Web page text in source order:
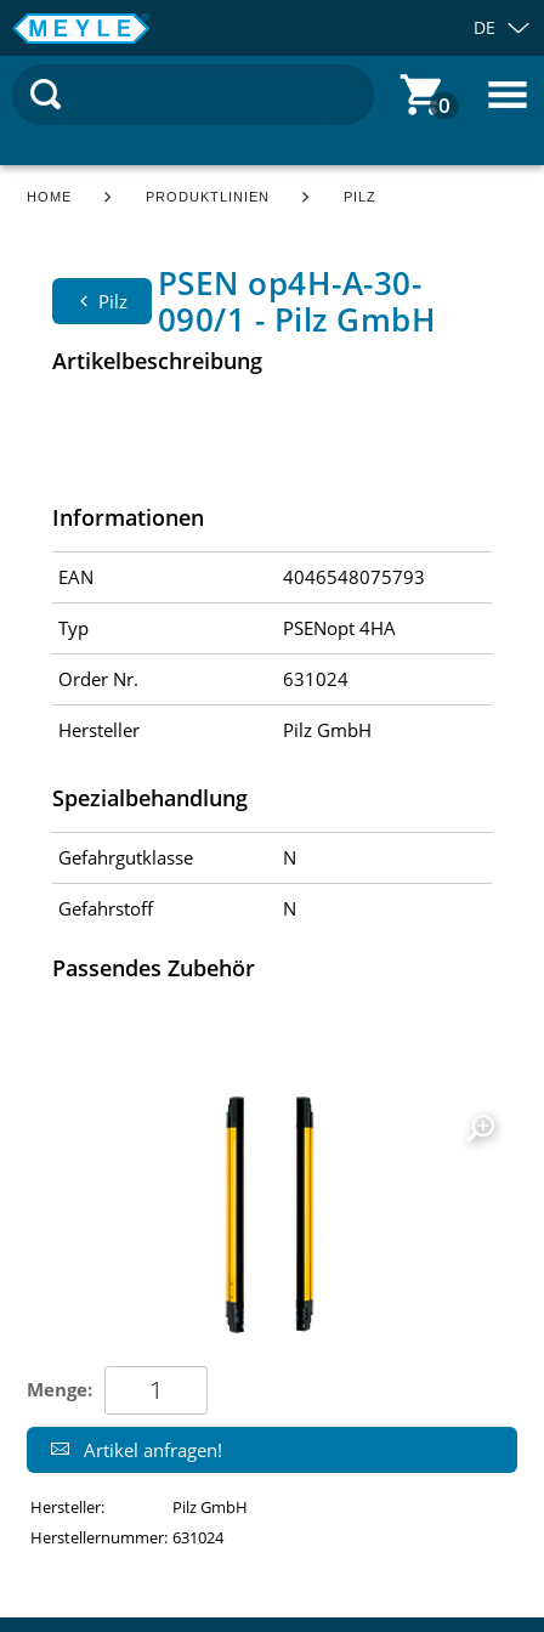
DE
0
HOME PRODUKTLINIEN PILZ
Pilz
PSEN op4H-A-30-
090/1 - Pilz GmbH
Artikelbeschreibung
Informationen
EAN 4046548075793
Typ PSENopt 4HA
Order Nr. 631024
Hersteller Pilz GmbH
Spezialbehandlung
Gefahrgutklasse N
Gefahrstoff N
Passendes Zubehör
Menge:
Artikel anfragen!
Hersteller:
Pilz GmbH
Herstellernummer: 631024